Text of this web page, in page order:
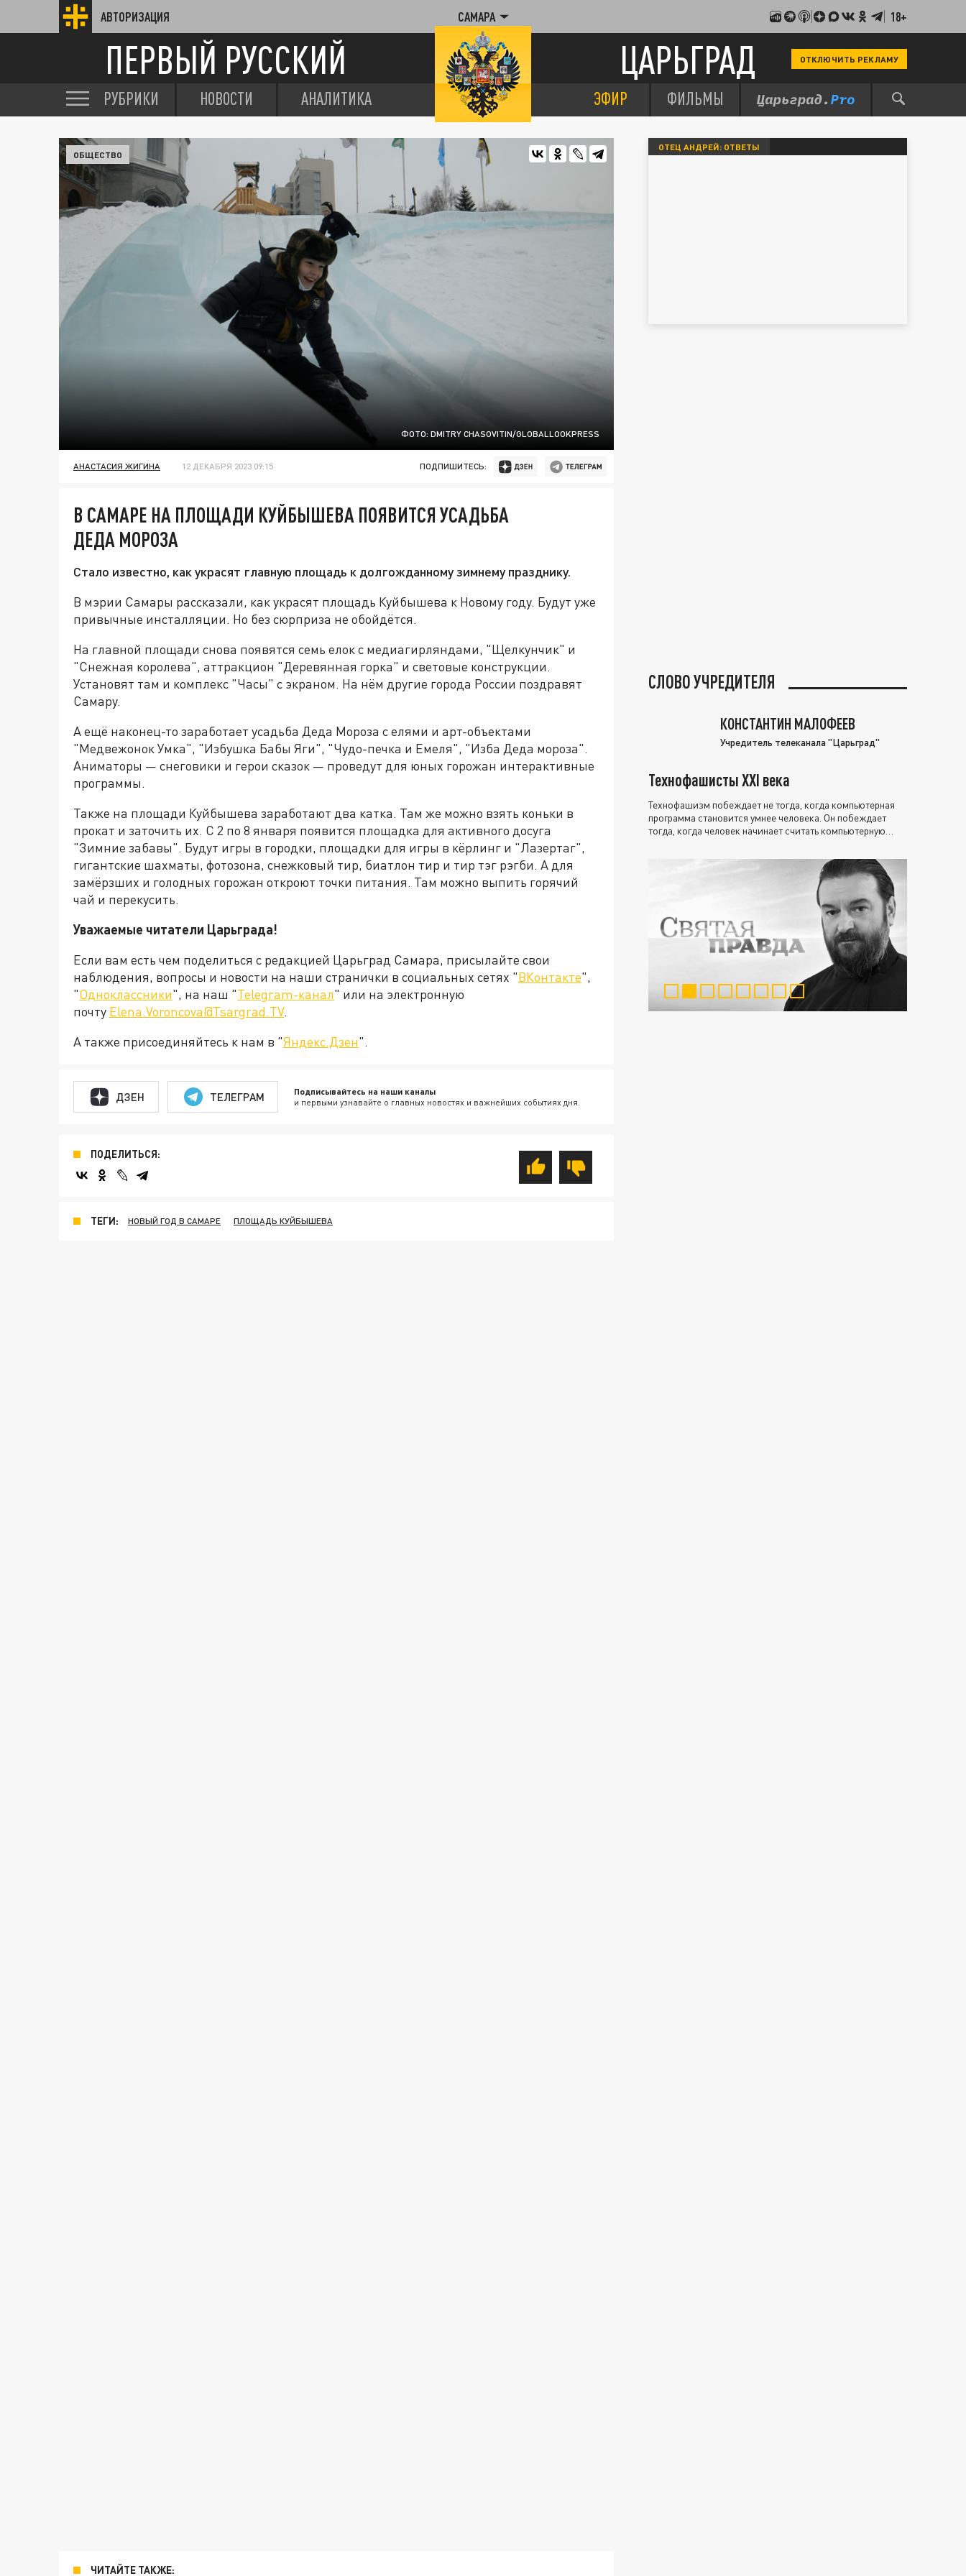
АВТОРИЗАЦИЯ САМАРА 18+
ПЕРВЫЙ РУССКИЙ ЦАРЬГРАД ОТКЛЮЧИТЬ РЕКЛАМУ
РУБРИКИ НОВОСТИ АНАЛИТИКА ЭФИР ФИЛЬМЫ
ФОТО: DMITRY CHASOVITIN/GLOBALLOOKPRESS
ОБЩЕСТВО
АНАСТАСИЯ ЖИГИНА 12 ДЕКАБРЯ 2023 09:15 ПОДПИШИТЕСЬ:
В САМАРЕ НА ПЛОЩАДИ КУЙБЫШЕВА ПОЯВИТСЯ УСАДЬБА
ДЕДА МОРОЗА
Стало известно, как украсят главную площадь к долгожданному зимнему празднику.
В мэрии Самары рассказали, как украсят площадь Куйбышева к Новому году. Будут уже
привычные инсталляции. Но без сюрприза не обойдётся.
На главной площади снова появятся семь елок с медиагирляндами, "Щелкунчик" и
"Снежная королева", аттракцион "Деревянная горка" и световые конструкции.
Установят там и комплекс "Часы" с экраном. На нём другие города России поздравят
Самару.
А ещё наконец-то заработает усадьба Деда Мороза с елями и арт-объектами
"Медвежонок Умка", "Избушка Бабы Яги", "Чудо-печка и Емеля", "Изба Деда мороза".
Аниматоры — снеговики и герои сказок — проведут для юных горожан интерактивные
программы.
Также на площади Куйбышева заработают два катка. Там же можно взять коньки в
прокат и заточить их. С 2 по 8 января появится площадка для активного досуга
"Зимние забавы". Будут игры в городки, площадки для игры в кёрлинг и "Лазертаг",
гигантские шахматы, фотозона, снежковый тир, биатлон тир и тир тэг рэгби. А для
замёрзших и голодных горожан откроют точки питания. Там можно выпить горячий
чай и перекусить.
Уважаемые читатели Царьграда!
Если вам есть чем поделиться с редакцией Царьград Самара, присылайте свои
наблюдения, вопросы и новости на наши странички в социальных сетях "ВКонтакте",
"Одноклассники", на наш "Telegram-канал" или на электронную
почту Elena.Voroncova@Tsargrad.TV.
А также присоединяйтесь к нам в "Яндекс.Дзен".
ДЗЕН ТЕЛЕГРАМ Подписывайтесь на наши каналы
и первыми узнавайте о главных новостях и важнейших событиях дня.
ПОДЕЛИТЬСЯ:
ТЕГИ: НОВЫЙ ГОД В САМАРЕ ПЛОЩАДЬ КУЙБЫШЕВА
ЧИТАЙТЕ ТАКЖЕ:
ОТЕЦ АНДРЕЙ: ОТВЕТЫ
СЛОВО УЧРЕДИТЕЛЯ
КОНСТАНТИН МАЛОФЕЕВ
Учредитель телеканала "Царьград"
Технофашисты XXI века
Технофашизм побеждает не тогда, когда компьютерная
программа становится умнее человека. Он побеждает
тогда, когда человек начинает считать компьютерную